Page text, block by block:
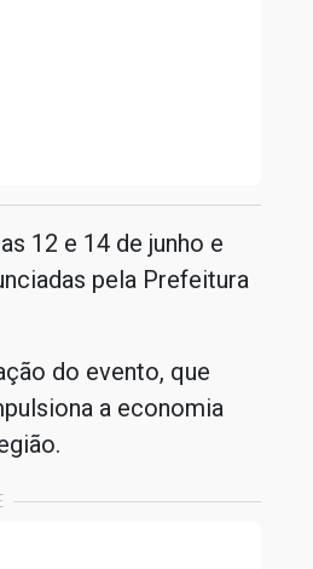
12 e 14 de junho e
pela Prefeitura
do evento, que
a economia